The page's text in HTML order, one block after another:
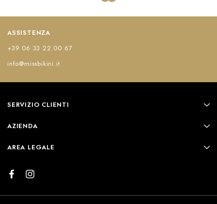
ASSISTENZA
+39 06 33 22 00 67
info@missbikini.it
SERVIZIO CLIENTI
AZIENDA
AREA LEGALE